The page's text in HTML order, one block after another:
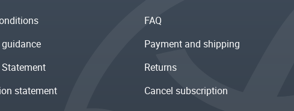
statement
FAQ
Payment and shipping
Returns
Cancel subscription